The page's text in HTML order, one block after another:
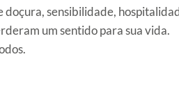
sensibilidade,
um sentido para sua vida.